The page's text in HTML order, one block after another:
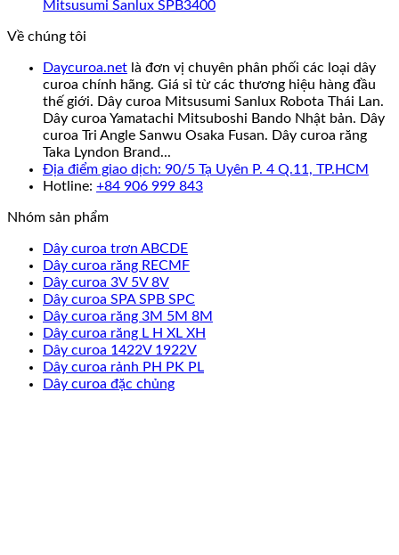
Mitsusumi Sanlux SPB3400
Về chúng tôi
Daycuroa.net là đơn vị chuyên phân phối các loại dây
curoa chính hãng. Giá sỉ từ các thương hiệu hàng đầu
thế giới. Dây curoa Mitsusumi Sanlux Robota Thái Lan.
Dây curoa Yamatachi Mitsuboshi Bando Nhật bản. Dây
curoa Tri Angle Sanwu Osaka Fusan. Dây curoa răng
Taka Lyndon Brand...
Địa điểm giao dịch: 90/5 Tạ Uyên P. 4 Q.11, TP.HCM
Hotline: +84 906 999 843
Nhóm sản phẩm
Dây curoa trơn ABCDE
Dây curoa răng RECMF
Dây curoa 3V 5V 8V
Dây curoa SPA SPB SPC
Dây curoa răng 3M 5M 8M
Dây curoa răng L H XL XH
Dây curoa 1422V 1922V
Dây curoa rảnh PH PK PL
Dây curoa đặc chủng